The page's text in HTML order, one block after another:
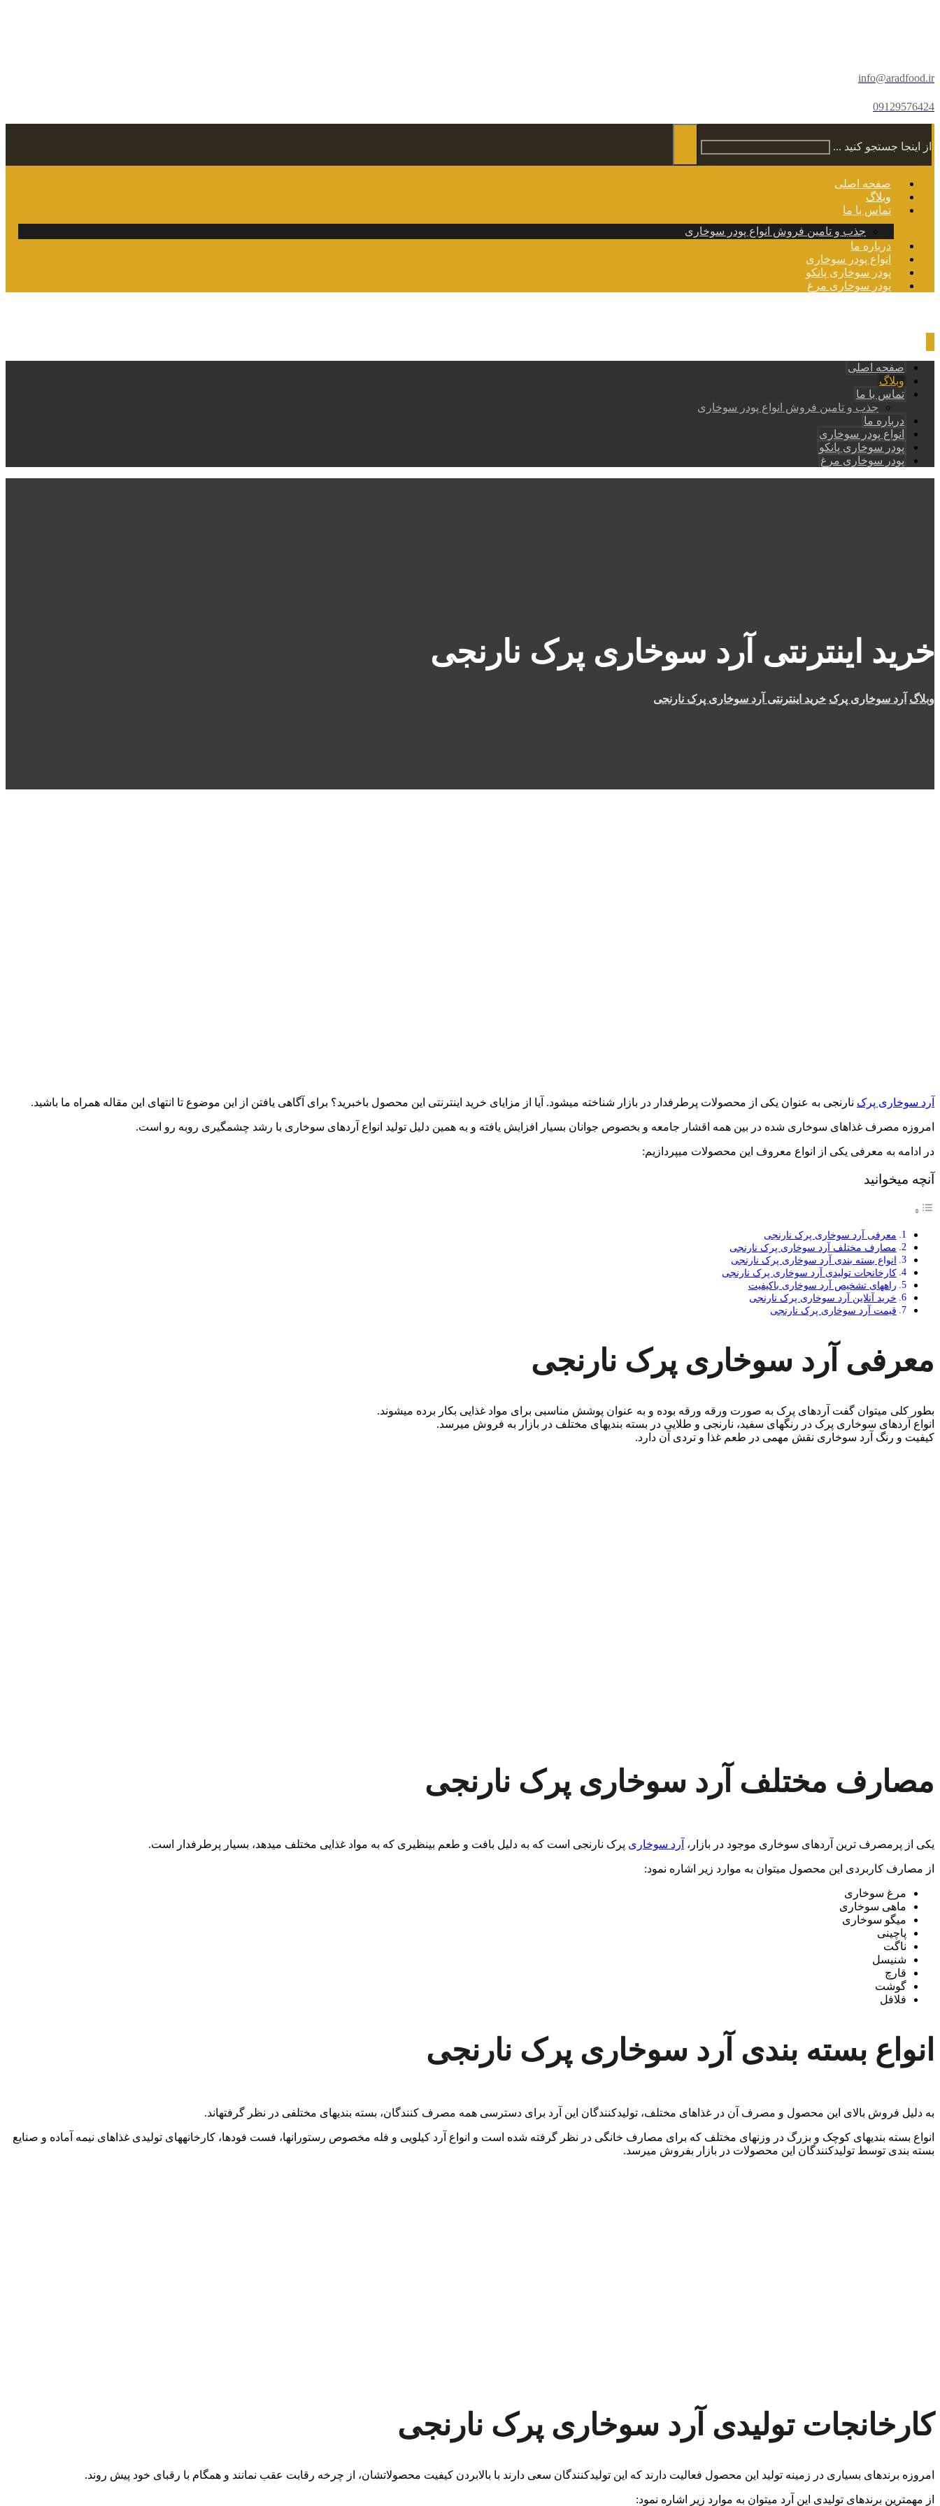
info@aradfood.ir
09129576424
از اینجا جستجو کنید ...
صفحه اصلی
وبلاگ
تماس با ما
جذب و تامین فروش انواع پودر سوخاری
درباره ما
انواع پودر سوخاری
پودر سوخاری پانکو
پودر سوخاری مرغ
صفحه اصلی
وبلاگ
تماس با ما
جذب و تامین فروش انواع پودر سوخاری
درباره ما
انواع پودر سوخاری
پودر سوخاری پانکو
پودر سوخاری مرغ
خرید اینترنتی آرد سوخاری پرک نارنجی
وبلاگ آرد سوخاری پرک خرید اینترنتی آرد سوخاری پرک نارنجی
آرد سوخاری پرک نارنجی به عنوان یکی از محصولات پرطرفدار در بازار شناخته می­شود. آیا از مزایای خرید اینترنتی این محصول باخبرید؟ برای آگاهی یافتن از این موضوع تا انتهای این مقاله همراه ما باشید.
امروزه مصرف غذاهای سوخاری شده در بین همه اقشار جامعه و بخصوص جوانان بسیار افزایش یافته و به همین دلیل تولید انواع آردهای سوخاری با رشد چشمگیری روبه رو است.
در ادامه به معرفی یکی از انواع معروف این محصولات می­پردازیم:
آنچه میخوانید
معرفی آرد سوخاری پرک نارنجی
مصارف مختلف آرد سوخاری پرک نارنجی
انواع بسته بندی آرد سوخاری پرک نارنجی
کارخانجات تولیدی آرد سوخاری پرک نارنجی
راه­های تشخیص آرد سوخاری باکیفیت
خرید آنلاین آرد سوخاری پرک نارنجی
قیمت آرد سوخاری پرک نارنجی
معرفی آرد سوخاری پرک نارنجی
بطور کلی میتوان گفت آردهای پرک به صورت ورقه ورقه بوده و به عنوان پوشش مناسبی برای مواد غذایی بکار برده می­شوند.
انواع آردهای سوخاری پرک در رنگ­های سفید، نارنجی و طلایی در بسته بندی­های مختلف در بازار به فروش میرسد.
کیفیت و رنگ آرد سوخاری نقش مهمی در طعم غذا و تردی آن دارد.
مصارف مختلف آرد سوخاری پرک نارنجی
یکی از پرمصرف ترین آردهای سوخاری موجود در بازار، آرد سوخاری پرک نارنجی است که به دلیل بافت و طعم بینظیری که به مواد غذایی مختلف می­دهد، بسیار پرطرفدار است.
از مصارف کاربردی این محصول میتوان به موارد زیر اشاره نمود:
مرغ سوخاری
ماهی سوخاری
میگو سوخاری
پاچینی
ناگت
شنیسل
قارچ
گوشت
فلافل
انواع بسته بندی آرد سوخاری پرک نارنجی
به دلیل فروش بالای این محصول و مصرف آن در غذاهای مختلف، تولیدکنندگان این آرد برای دسترسی همه مصرف کنندگان، بسته بندی­های مختلفی در نظر گرفته­اند.
انواع بسته بندی­های کوچک و بزرگ در وزنهای مختلف که برای مصارف خانگی در نظر گرفته شده است و انواع آرد کیلویی و فله مخصوص رستوران­ها، فست فودها، کارخانه­های تولیدی غذاهای نیمه آماده و صنایع
بسته بندی توسط تولیدکنندگان این محصولات در بازار بفروش میرسد.
کارخانجات تولیدی آرد سوخاری پرک نارنجی
امروزه برندهای بسیاری در زمینه تولید این محصول فعالیت دارند که این تولیدکنندگان سعی دارند با بالابردن کیفیت محصولاتشان، از چرخه رقابت عقب نمانند و همگام با رقبای خود پیش روند.
از مهمترین برندهای تولیدی این آرد میتوان به موارد زیر اشاره نمود: